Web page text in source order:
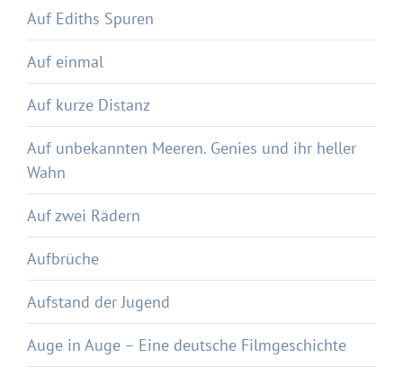
Auf Ediths Spuren
Auf einmal
Auf kurze Distanz
Auf unbekannten Meeren. Genies und ihr heller
Wahn
Auf zwei Rädern
Aufbrüche
Aufstand der Jugend
Auge in Auge – Eine deutsche Filmgeschichte